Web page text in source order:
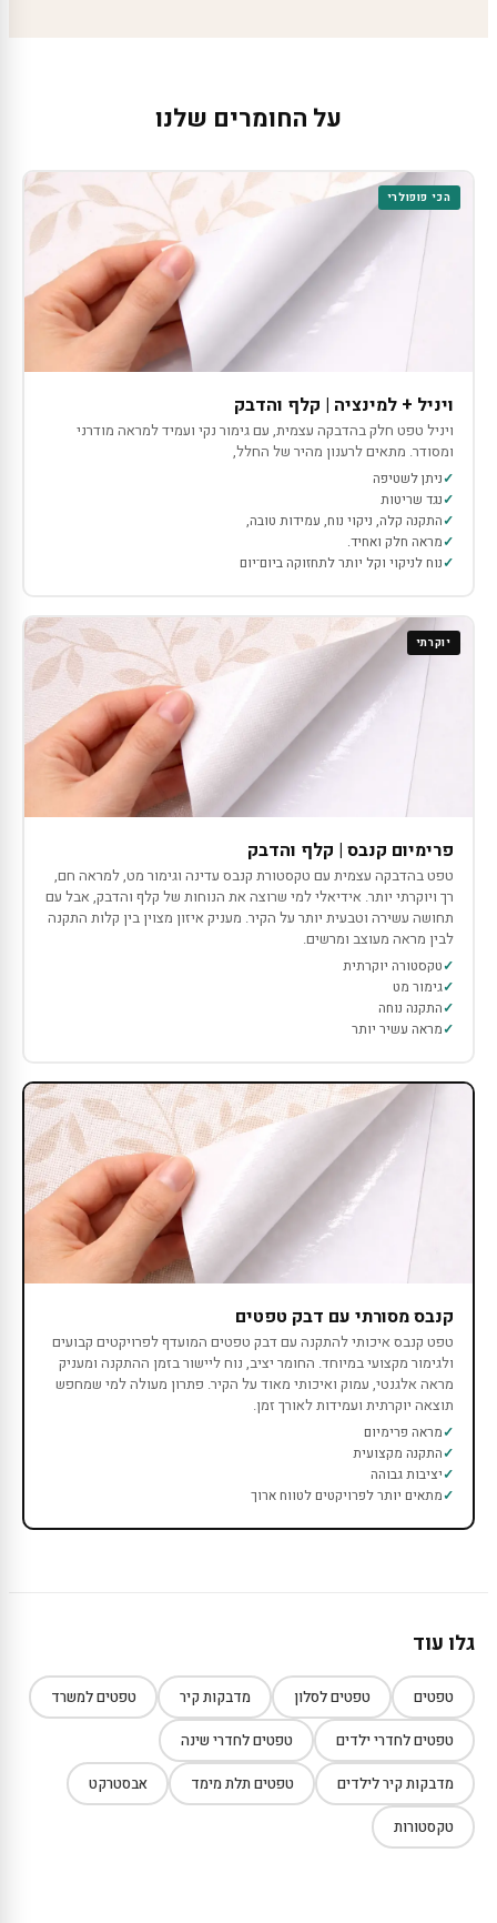
על החומרים שלנו
הכי פופולרי
ויניל + למינציה | קלף והדבק
ויניל טפט חלק בהדבקה עצמית, עם גימור נקי ועמיד למראה מודרני
ומסודר. מתאים לרענון מהיר של החלל,
ניתן לשטיפה
נגד שריטות
התקנה קלה, ניקוי נוח, עמידות טובה,
מראה חלק ואחיד.
נוח לניקוי וקל יותר לתחזוקה ביום־יום
יוקרתי
פרימיום קנבס | קלף והדבק
טפט בהדבקה עצמית עם טקסטורת קנבס עדינה וגימור מט, למראה חם,
רך ויוקרתי יותר. אידיאלי למי שרוצה את הנוחות של קלף והדבק, אבל עם
תחושה עשירה וטבעית יותר על הקיר. מעניק איזון מצוין בין קלות התקנה
לבין מראה מעוצב ומרשים.
טקסטורה יוקרתית
גימור מט
התקנה נוחה
מראה עשיר יותר
קנבס מסורתי עם דבק טפטים
טפט קנבס איכותי להתקנה עם דבק טפטים המועדף לפרויקטים קבועים
ולגימור מקצועי במיוחד. החומר יציב, נוח ליישור בזמן ההתקנה ומעניק
מראה אלגנטי, עמוק ואיכותי מאוד על הקיר. פתרון מעולה למי שמחפש
תוצאה יוקרתית ועמידות לאורך זמן.
מראה פרימיום
התקנה מקצועית
יציבות גבוהה
מתאים יותר לפרויקטים לטווח ארוך
גלו עוד
טפטים טפטים לסלון מדבקות קיר טפטים למשרד
טפטים לחדרי ילדים טפטים לחדרי שינה
מדבקות קיר לילדים טפטים תלת מימד אבסטרקט
טקסטורות